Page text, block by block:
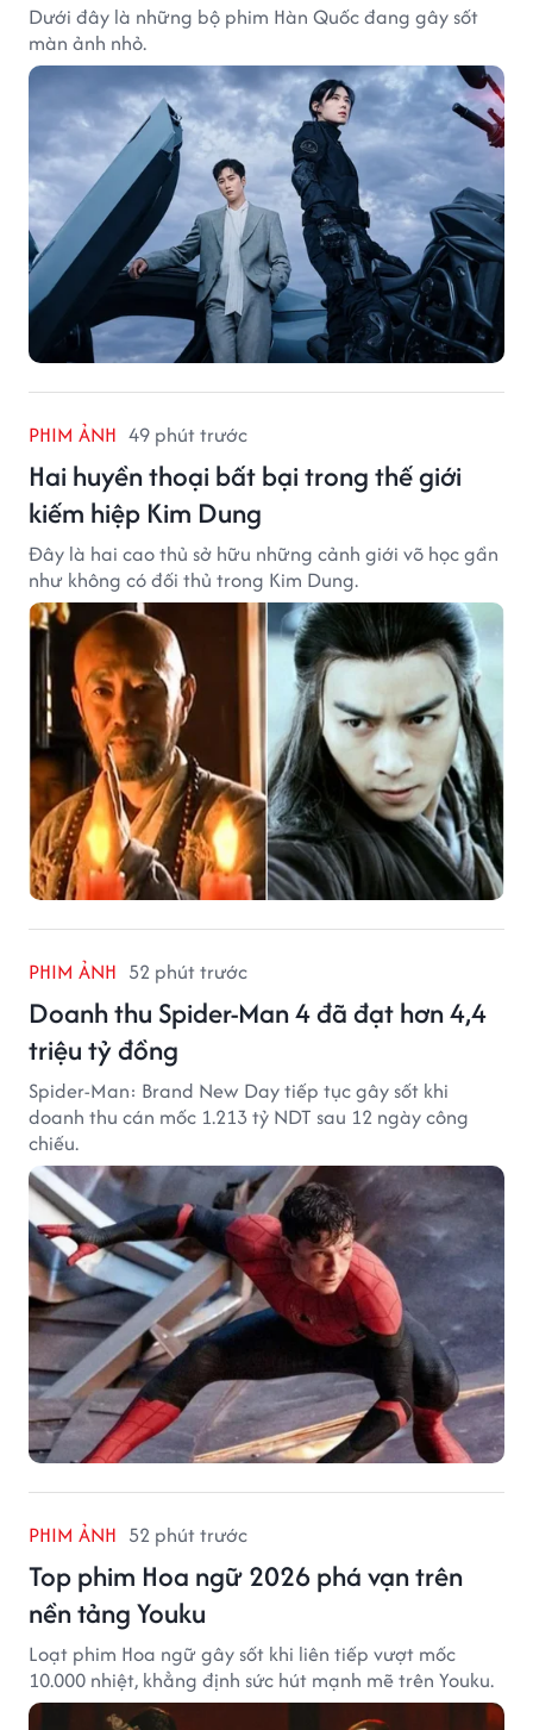
Dưới đây là những bộ phim Hàn Quốc đang gây sốt
màn ảnh nhỏ.
PHIM ẢNH 49 phút trước
Hai huyền thoại bất bại trong thế giới
kiếm hiệp Kim Dung
Đây là hai cao thủ sở hữu những cảnh giới võ học gần
như không có đối thủ trong Kim Dung.
PHIM ẢNH 52 phút trước
Doanh thu Spider-Man 4 đã đạt hơn 4,4
triệu tỷ đồng
Spider-Man: Brand New Day tiếp tục gây sốt khi
doanh thu cán mốc 1.213 tỷ NDT sau 12 ngày công
chiếu.
PHIM ẢNH 52 phút trước
Top phim Hoa ngữ 2026 phá vạn trên
nền tảng Youku
Loạt phim Hoa ngữ gây sốt khi liên tiếp vượt mốc
10.000 nhiệt, khẳng định sức hút mạnh mẽ trên Youku.